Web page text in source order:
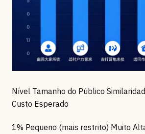
Nível Tamanho do Público
Custo Esperado
1% Pequeno (mais restrito) Muito